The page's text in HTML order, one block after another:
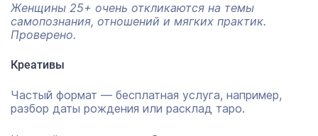
Женщины 25+ очень откликаются на темы
самопознания, отношений и мягких практик.
Проверено.
Креативы
Частый формат — бесплатная услуга, например,
разбор даты рождения или расклад таро.